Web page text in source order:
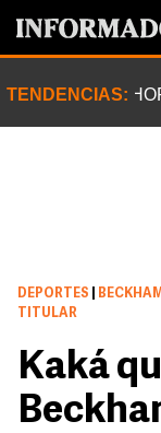
TENDENCIAS:
DEPORTES
TITULAR
Kaká